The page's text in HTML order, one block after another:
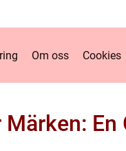
Om oss Cookies
Märken: